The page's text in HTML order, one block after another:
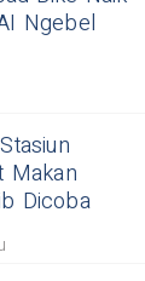
Ngebel
Makan
Dicoba